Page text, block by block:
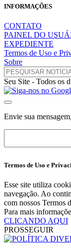
INFORMAÇÕES
CONTATO
PAINEL DO
EXPEDIENTE
Termos de Uso e
Sobre
Seu Site - Todos os
Envie sua
Termos de Uso e
Esse site utiliza
navegação. Ao
com nossos Termos
Para mais
CLICANDO AQUI
PROSSEGUIR